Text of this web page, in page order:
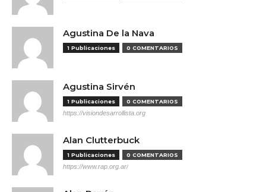
Agustina De la Nava
1 Publicaciones 0 COMENTARIOS
Agustina Sirvén
1 Publicaciones 0 COMENTARIOS
https://visiondesarrollista.org
Alan Clutterbuck
1 Publicaciones 0 COMENTARIOS
https://www.rap.org.ar/